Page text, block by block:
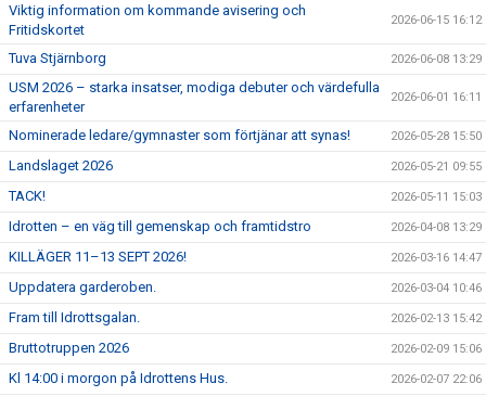
Viktig information om kommande avisering och
Fritidskortet
2026-06-15 16:12
Tuva Stjärnborg 2026-06-08 13:29
USM 2026 – starka insatser, modiga debuter och värdefulla
erfarenheter
2026-06-01 16:11
Nominerade ledare/gymnaster som förtjänar att synas! 2026-05-28 15:50
Landslaget 2026 2026-05-21 09:55
TACK! 2026-05-11 15:03
Idrotten – en väg till gemenskap och framtidstro 2026-04-08 13:29
KILLÄGER 11–13 SEPT 2026! 2026-03-16 14:47
Uppdatera garderoben. 2026-03-04 10:46
Fram till Idrottsgalan. 2026-02-13 15:42
Bruttotruppen 2026 2026-02-09 15:06
Kl 14:00 i morgon på Idrottens Hus. 2026-02-07 22:06